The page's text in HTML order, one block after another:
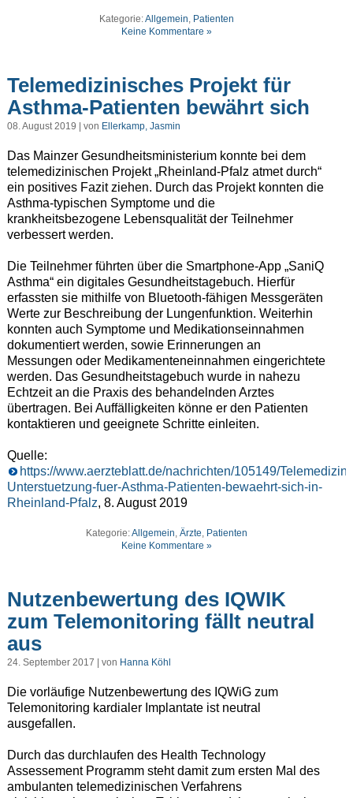
Kategorie:Allgemein, Patienten
Keine Kommentare »
Telemedizinisches Projekt für
Asthma-Patienten bewährt sich
08. August 2019 | von Ellerkamp, Jasmin
Das Mainzer Gesundheitsministerium konnte bei dem
telemedizinischen Projekt „Rheinland-Pfalz atmet durch“
ein positives Fazit ziehen. Durch das Projekt konnten die
Asthma-typischen Symptome und die
krankheitsbezogene Lebensqualität der Teilnehmer
verbessert werden.
Die Teilnehmer führten über die Smartphone-App „SaniQ
Asthma“ ein digitales Gesundheitstagebuch. Hierfür
erfassten sie mithilfe von Bluetooth-fähigen Messgeräten
Werte zur Beschreibung der Lungenfunktion. Weiterhin
konnten auch Symptome und Medikationseinnahmen
dokumentiert werden, sowie Erinnerungen an
Messungen oder Medikamenteneinnahmen eingerichtete
werden. Das Gesundheitstagebuch wurde in nahezu
Echtzeit an die Praxis des behandelnden Arztes
übertragen. Bei Auffälligkeiten könne er den Patienten
kontaktieren und geeignete Schritte einleiten.
Quelle:
https://www.aerzteblatt.de/nachrichten/105149/
Unterstuetzung-fuer-Asthma-Patienten-bewaehrt-sich-in-
Rheinland-Pfalz, 8. August 2019
Kategorie:Allgemein,Ärzte, Patienten
Keine Kommentare »
Nutzenbewertung des IQWIK
zum Telemonitoring fällt neutral
aus
24. September 2017 | von Hanna Köhl
Die vorläufige Nutzenbewertung des IQWiG zum
Telemonitoring kardialer Implantate ist neutral
ausgefallen.
Durch das durchlaufen des Health Technology
Assessement Programm steht damit zum ersten Mal des
ambulanten telemedizinischen Verfahrens